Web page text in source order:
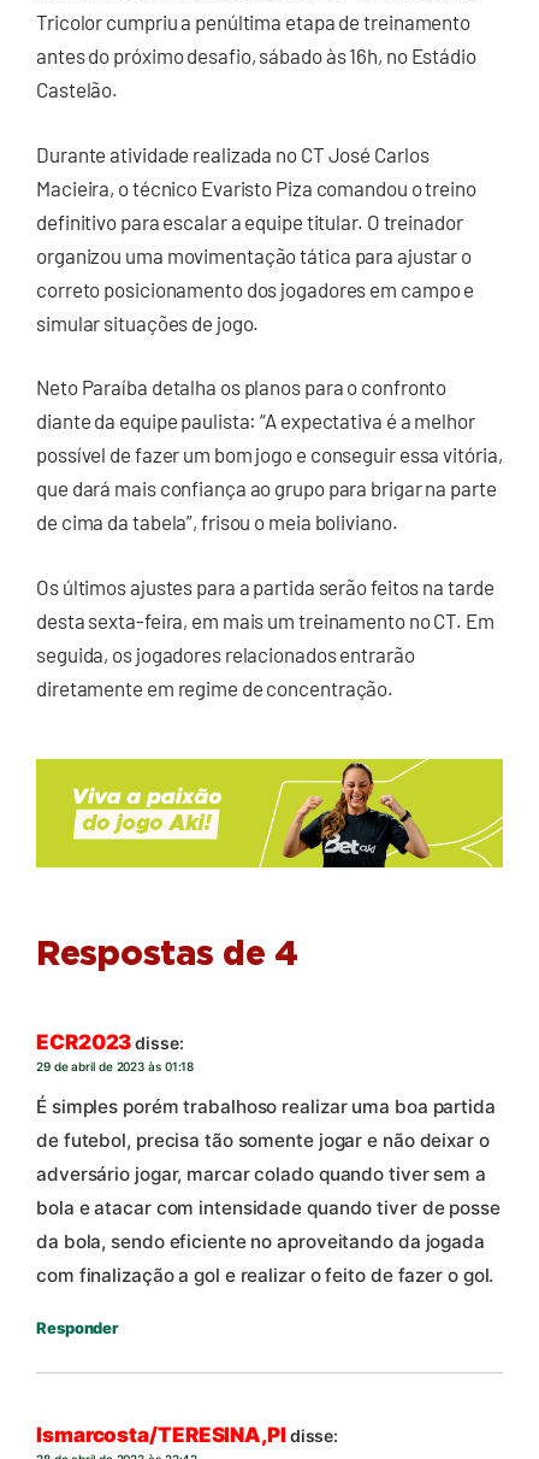
Tricolor cumpriu a penúltima etapa de treinamento
antes do próximo desafio, sábado às 16h, no Estádio
Castelão.
Durante atividade realizada no CT José Carlos
Macieira, o técnico Evaristo Piza comandou o treino
definitivo para escalar a equipe titular. O treinador
organizou uma movimentação tática para ajustar o
correto posicionamento dos jogadores em campo e
simular situações de jogo.
Neto Paraíba detalha os planos para o confronto
diante da equipe paulista: “A expectativa é a melhor
possível de fazer um bom jogo e conseguir essa vitória,
que dará mais confiança ao grupo para brigar na parte
de cima da tabela”, frisou o meia boliviano.
Os últimos ajustes para a partida serão feitos na tarde
desta sexta-feira, em mais um treinamento no CT. Em
seguida, os jogadores relacionados entrarão
diretamente em regime de concentração.
Respostas de 4
ECR2023disse:
29 de abril de 2023 às 01:18
É simples porém trabalhoso realizar uma boa partida
de futebol, precisa tão somente jogar e não deixar o
adversário jogar, marcar colado quando tiver sem a
bola e atacar com intensidade quando tiver de posse
da bola, sendo eficiente no aproveitando da jogada
com finalização a gol e realizar o feito de fazer o gol.
Responder
Ismarcosta/TERESINA,PIdisse: